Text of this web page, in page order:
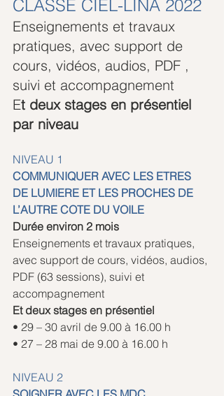
CLASSE CIEL-LINA 2022
Enseignements et travaux
pratiques, avec support de
cours, vidéos, audios, PDF ,
suivi et accompagnement
Et deux stages en présentiel
par niveau
NIVEAU 1
COMMUNIQUER AVEC LES ETRES
DE LUMIERE ET LES PROCHES DE
L’AUTRE COTE DU VOILE
Durée environ 2 mois
Enseignements et travaux pratiques,
avec support de cours, vidéos, audios,
PDF (63 sessions), suivi et
accompagnement
Et deux stages en présentiel
• 29 – 30 avril de 9.00 à 16.00 h
• 27 – 28 mai de 9.00 à 16.00 h
NIVEAU 2